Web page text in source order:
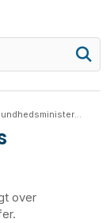
over